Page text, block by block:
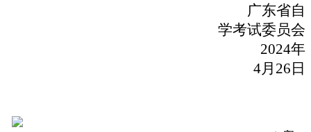
广东省自
学考试委员会
2024年
4月 26 日